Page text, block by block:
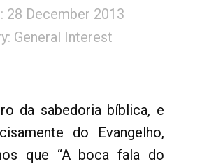
28 December 2013
General Interest
da sabedoria bíblica, e
do Evangelho,
que “A boca fala do